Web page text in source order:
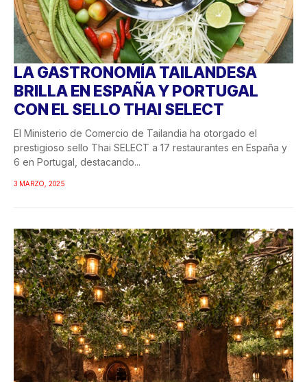
LA GASTRONOMÍA TAILANDESA
BRILLA EN ESPAÑA Y PORTUGAL
CON EL SELLO THAI SELECT
El Ministerio de Comercio de Tailandia ha otorgado el
prestigioso sello Thai SELECT a 17 restaurantes en España y
6 en Portugal, destacando...
3 MARZO, 2025